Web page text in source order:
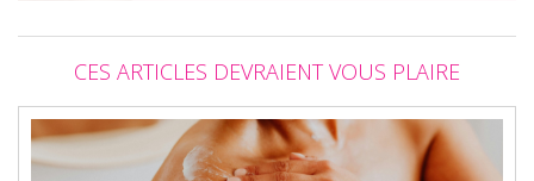
CES ARTICLES DEVRAIENT VOUS PLAIRE